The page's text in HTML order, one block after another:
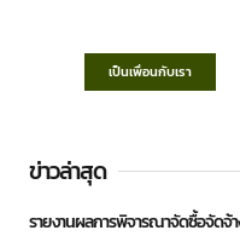
เป็นเพื่อนกับเรา
ข่าวล่าสุด
รายงานผลการพิจารณาจัดซื้อจัดจ้